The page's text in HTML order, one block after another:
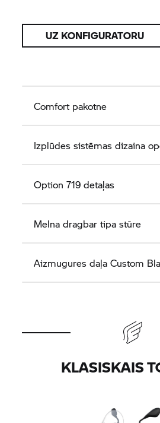
UZ KONFIGURATORU
Comfort pakotne
Izplūdes sistēmas dizaina
Option 719 detaļas
Melna dragbar tipa stūre
Aizmugures daļa Custom
KLASISKAIS